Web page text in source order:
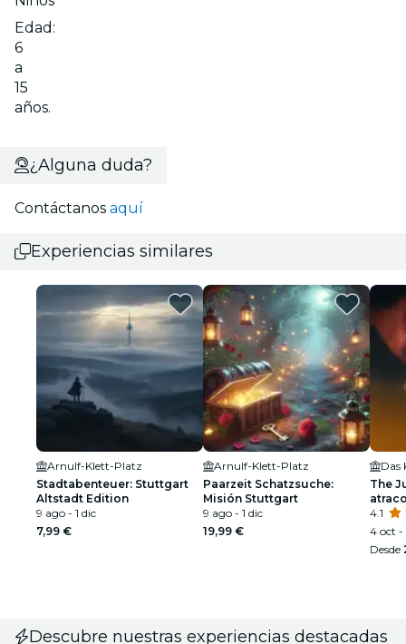
Edad:
6
a
15
años.
¿Alguna duda?
Contáctanos aquí
Experiencias similares
Arnulf-Klett-Platz
Stadtabenteuer: Stuttgart
Altstadt Edition
9 ago - 1 dic
7,99 €
Arnulf-Klett-Platz
Paarzeit Schatzsuche:
Misión Stuttgart
9 ago - 1 dic
19,99 €
Das
The
4.1
4 oct -
Desde
Descubre nuestras experiencias destacadas